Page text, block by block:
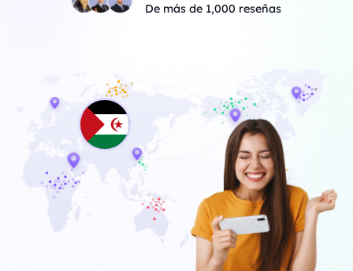
De más de 1,000 reseñas